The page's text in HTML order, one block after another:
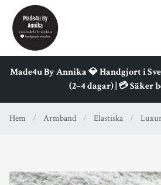
Made4u By Annika 💎 Handgjort i
(2–4 dagar) | 💳 Säker
Hem / Armband / Elastiska /